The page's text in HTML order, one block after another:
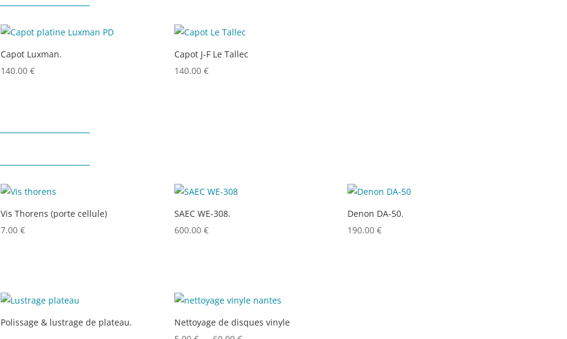
Capot Luxman.
140.00 €
Capot J-F Le Tallec
140.00 €
Vis Thorens (porte cellule)
7.00 €
SAEC WE-308.
600.00 €
Denon DA-50.
190.00€
Polissage & lustrage de plateau.
Nettoyage de disques vinyle